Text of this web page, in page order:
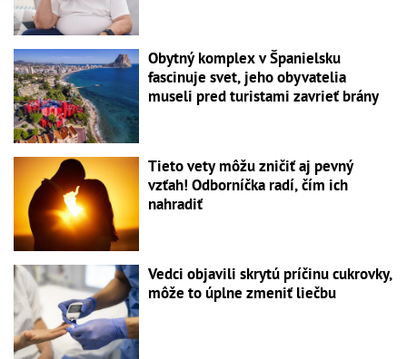
Obytný komplex v Španielsku
fascinuje svet, jeho obyvatelia
museli pred turistami zavrieť brány
Tieto vety môžu zničiť aj pevný
vzťah! Odborníčka radí, čím ich
nahradiť
Vedci objavili skrytú príčinu cukrovky,
môže to úplne zmeniť liečbu